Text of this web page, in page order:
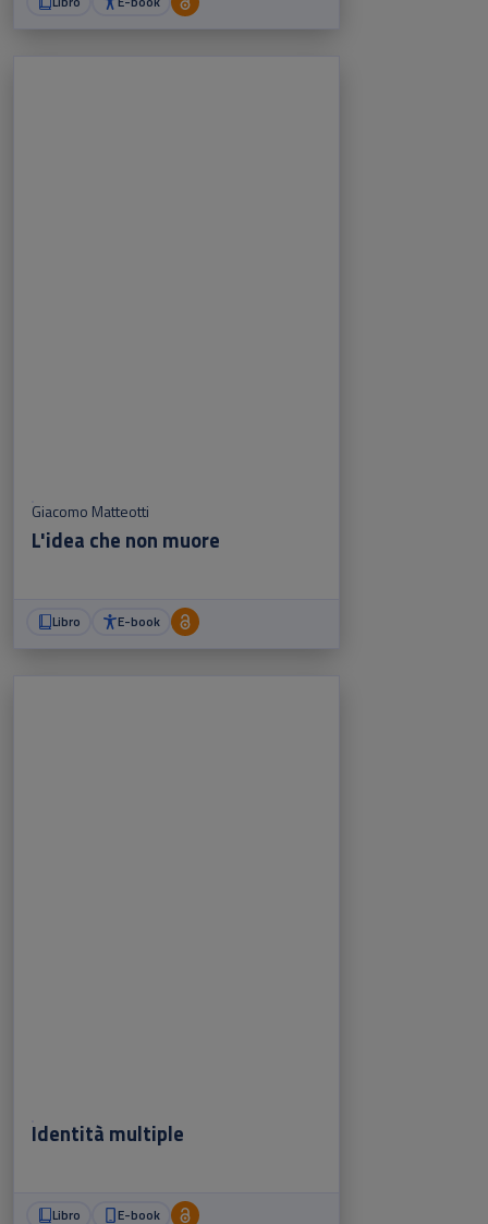
Giacomo Matteotti
L'idea che non muore
Libro E-book
Identità multiple
Libro E-book